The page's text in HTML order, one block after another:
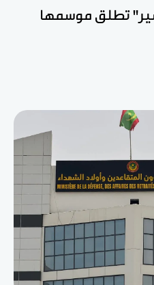
تطلق موسمها